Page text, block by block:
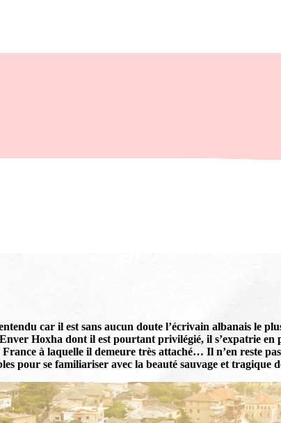
car il est sans aucun doute l’écrivain albanais le
Hoxha dont il est pourtant privilégié, il s’expatrie
à laquelle il demeure très attaché… Il n’en reste
pour se familiariser avec la beauté sauvage et tragique